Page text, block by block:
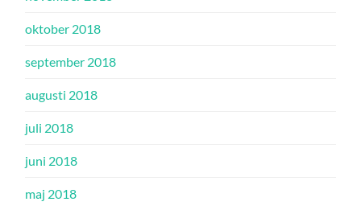
oktober 2018
september 2018
augusti 2018
juli 2018
juni 2018
maj 2018